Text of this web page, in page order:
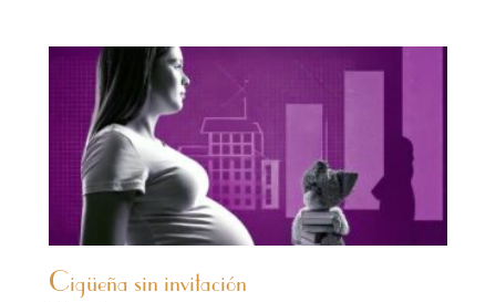
Cigüeña sin invitación